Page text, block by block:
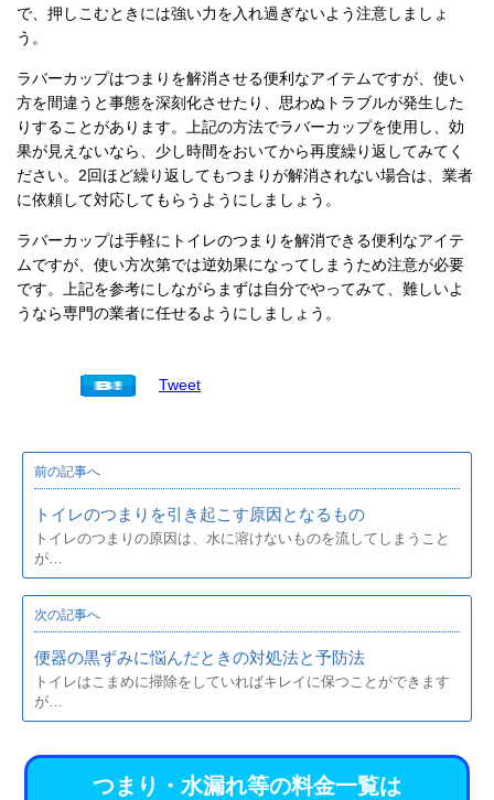
で、押しこむときには強い力を入れ過ぎないよう注意しましょ
う。
ラバーカップはつまりを解消させる便利なアイテムですが、使い
方を間違うと事態を深刻化させたり、思わぬトラブルが発生した
りすることがあります。上記の方法でラバーカップを使用し、効
果が見えないなら、少し時間をおいてから再度繰り返してみてく
ださい。2回ほど繰り返してもつまりが解消されない場合は、業者
に依頼して対応してもらうようにしましょう。
ラバーカップは手軽にトイレのつまりを解消できる便利なアイテ
ムですが、使い方次第では逆効果になってしまうため注意が必要
です。上記を参考にしながらまずは自分でやってみて、難しいよ
うなら専門の業者に任せるようにしましょう。
Tweet
前の記事へ
トイレのつまりを引き起こす原因となるもの
トイレのつまりの原因は、水に溶けないものを流してしまうこと
が…
次の記事へ
便器の黒ずみに悩んだときの対処法と予防法
トイレはこまめに掃除をしていればキレイに保つことができます
が…
つまり・水漏れ等の料金一覧は